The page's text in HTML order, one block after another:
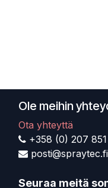
Ole meihin
Ota yhteyttä
+358 (0) 207
posti@spraytec.fi
Seuraa meitä